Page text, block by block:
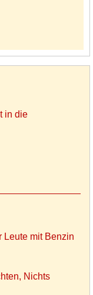
in die
Leute mit Benzin
Nichts